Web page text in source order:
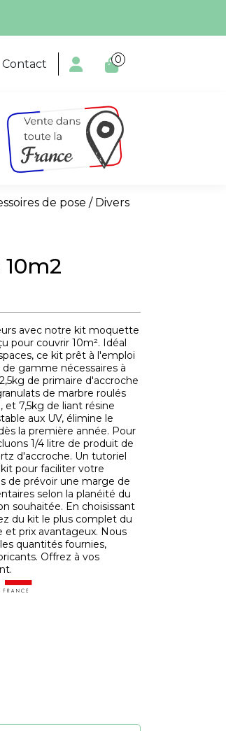
Contact  0
de pose / Divers
avec notre kit moquette
pour couvrir 10m². Idéal
ce kit prêt à l'emploi
gamme nécessaires à
de primaire d'accroche
de marbre roulés
et 7,5kg de liant résine
aux UV, élimine le
la première année. Pour
1/4 litre de produit de
d'accroche. Un tutoriel
pour faciliter votre
de prévoir une marge de
selon la planéité du
souhaitée. En choisissant
du kit le plus complet du
et prix avantageux. Nous
quantités fournies,
Offrez à vos